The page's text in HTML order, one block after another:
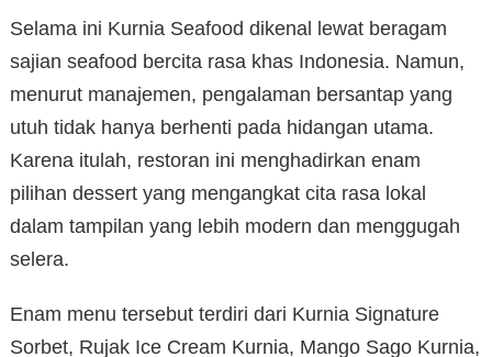
Selama ini Kurnia Seafood dikenal lewat beragam
sajian seafood bercita rasa khas Indonesia. Namun,
menurut manajemen, pengalaman bersantap yang
utuh tidak hanya berhenti pada hidangan utama.
Karena itulah, restoran ini menghadirkan enam
pilihan dessert yang mengangkat cita rasa lokal
dalam tampilan yang lebih modern dan menggugah
selera.
Enam menu tersebut terdiri dari Kurnia Signature
Sorbet, Rujak Ice Cream Kurnia, Mango Sago Kurnia,